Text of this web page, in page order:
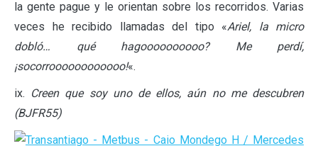
la gente pague y le orientan sobre los recorridos. Varias
veces he recibido llamadas del tipo «Ariel, la micro
dobló… qué hagoooooooooo? Me perdí,
¡socorroooooooooooo!«.
ix. Creen que soy uno de ellos, aún no me descubren
(BJFR55)